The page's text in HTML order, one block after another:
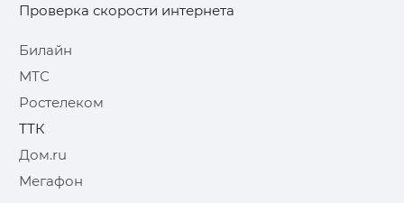
Проверка скорости интернета
Билайн
МТС
Ростелеком
ТТК
Дом.ru
Мегафон